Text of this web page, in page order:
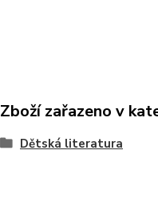
Zboží zařazeno v
Dětská literatura